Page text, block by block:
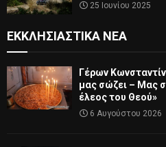
25 Ιουνίου 2025
ΕΚΚΛΗΣΙΑΣΤΙΚΆ ΝΈΑ
Γέρων
μας σώζει – Μας
έλεος του Θεού»
6 Αυγούστου 2026